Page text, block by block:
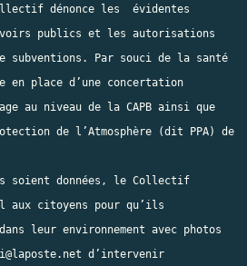
dénonce les  évidentes
publics et les autorisations
subventions. Par souci de la santé
en place d’une concertation
au niveau de la CAPB ainsi que
de l’Atmosphère (dit PPA) de
soient données, le Collectif
aux citoyens pour qu’ils
leur environnement avec photos
d’intervenir